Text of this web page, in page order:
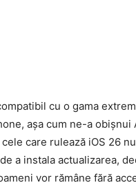
cu o gama
așa cum ne-a obișnui
care rulează iOS 26
a instala actualizarea,
vor rămâne fără